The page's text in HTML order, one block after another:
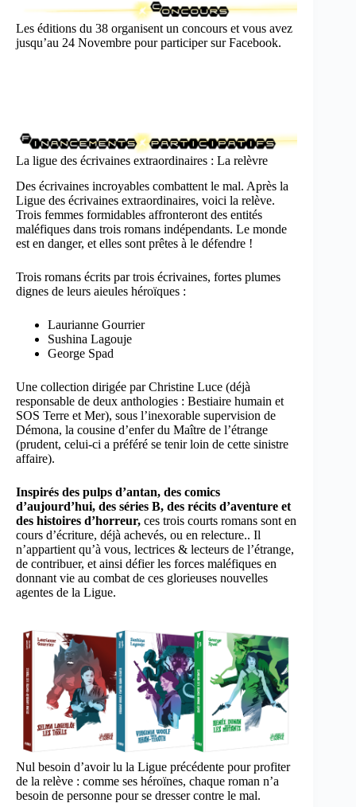
Instagram ! Et petit rappel : vous me contacter
sur l'adresse hello@rhapsodies.me si vous
Les éditions du 38 organisent un concours et vous avez
jusqu’au 24 Novembre pour participer sur Facebook.
La ligue des écrivaines extraordinaires : La relèvre
Des écrivaines incroyables combattent le mal. Après la
Ligue des écrivaines extraordinaires, voici la relève.
Trois femmes formidables affronteront des entités
maléfiques dans trois romans indépendants. Le monde
est en danger, et elles sont prêtes à le défendre !
Trois romans écrits par trois écrivaines, fortes plumes
dignes de leurs aieules héroïques :
Laurianne Gourrier
Sushina Lagouje
George Spad
Une collection dirigée par Christine Luce (déjà
responsable de deux anthologies : Bestiaire humain et
SOS Terre et Mer), sous l’inexorable supervision de
Démona, la cousine d’enfer du Maître de l’étrange
(prudent, celui-ci a préféré se tenir loin de cette sinistre
affaire).
Inspirés des pulps d’antan, des comics
d’aujourd’hui, des séries B, des récits d’aventure et
des histoires d’horreur, ces trois courts romans sont en
cours d’écriture, déjà achevés, ou en relecture.. Il
n’appartient qu’à vous, lectrices & lecteurs de l’étrange,
de contribuer, et ainsi défier les forces maléfiques en
donnant vie au combat de ces glorieuses nouvelles
agentes de la Ligue.
Nul besoin d’avoir lu la Ligue précédente pour profiter
de la relève : comme ses héroïnes, chaque roman n’a
besoin de personne pour se dresser contre le mal.